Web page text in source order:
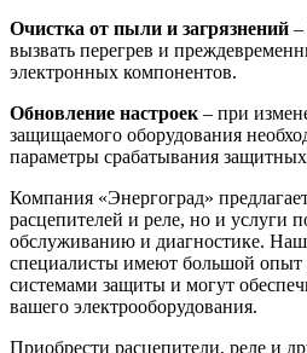
Очистка от пыли и загрязнений –
вызвать перегрев и
электронных компонентов.
Обновление настроек – при
защищаемого оборудования
параметры срабатывания защитных
Компания «Энергоград»
расцепителей и реле, но и услуги
обслуживанию и диагностике.
специалисты имеют большой
системами защиты и могут
вашего электрооборудования.
Приобрести расцепители, реле и